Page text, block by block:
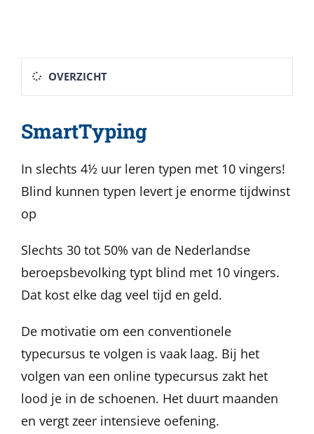
OVERZICHT
SmartTyping
In slechts 4½ uur leren typen met 10 vingers!
Blind kunnen typen levert je enorme tijdwinst
op
Slechts 30 tot 50% van de Nederlandse
beroepsbevolking typt blind met 10 vingers.
Dat kost elke dag veel tijd en geld.
De motivatie om een conventionele
typecursus te volgen is vaak laag. Bij het
volgen van een online typecursus zakt het
lood je in de schoenen. Het duurt maanden
en vergt zeer intensieve oefening.